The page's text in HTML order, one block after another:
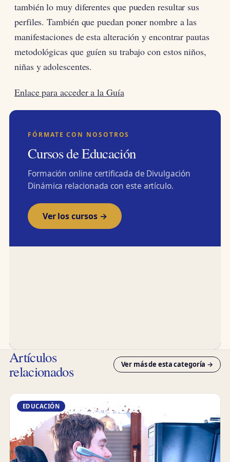
también lo muy diferentes que pueden resultar sus
perfiles. También que puedan poner nombre a las
manifestaciones de esta alteración y encontrar pautas
metodológicas que guíen su trabajo con estos niños,
niñas y adolescentes.
Enlace para acceder a la Guía
FÓRMATE CON NOSOTROS
Cursos de Educación
Formación online certificada de Divulgación
Dinámica relacionada con este artículo.
Ver los cursos →
Artículos
relacionados Ver más de esta categoría →
EDUCACIÓN